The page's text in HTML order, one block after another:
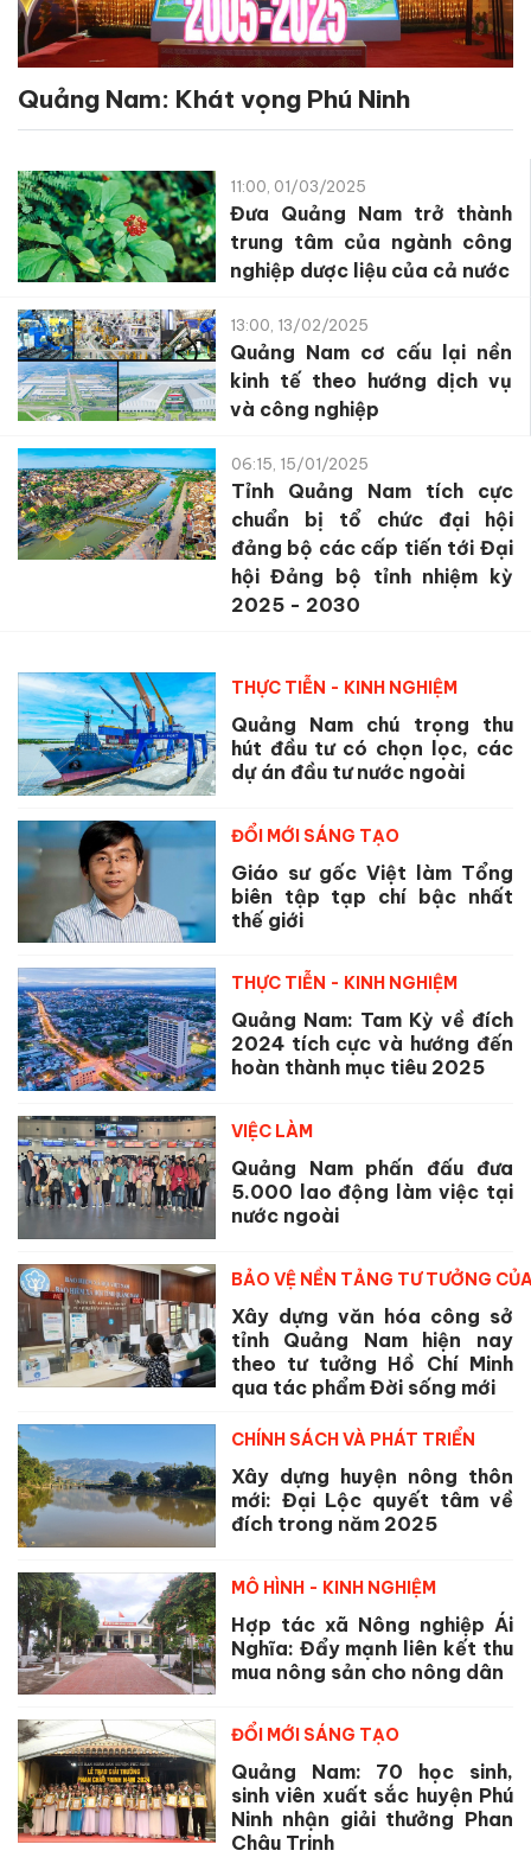
Quảng Nam: Khát vọng Phú Ninh
11:00, 01/03/2025
Đưa Quảng Nam trở thành
trung tâm của ngành công
nghiệp dược liệu của cả nước
13:00, 13/02/2025
Quảng Nam cơ cấu lại nền
kinh tế theo hướng dịch vụ
và công nghiệp
06:15, 15/01/2025
Tỉnh Quảng Nam tích cực
chuẩn bị tổ chức đại hội
đảng bộ các cấp tiến tới Đại
hội Đảng bộ tỉnh nhiệm kỳ
2025 - 2030
THỰC TIỄN - KINH NGHIỆM
Quảng Nam chú trọng thu
hút đầu tư có chọn lọc, các
dự án đầu tư nước ngoài
ĐỔI MỚI SÁNG TẠO
Giáo sư gốc Việt làm Tổng
biên tập tạp chí bậc nhất
thế giới
THỰC TIỄN - KINH NGHIỆM
Quảng Nam: Tam Kỳ về đích
2024 tích cực và hướng đến
hoàn thành mục tiêu 2025
VIỆC LÀM
Quảng Nam phấn đấu đưa
5.000 lao động làm việc tại
nước ngoài
BẢO VỆ NỀN TẢNG TƯ TƯỞNG
Xây dựng văn hóa công sở
tỉnh Quảng Nam hiện nay
theo tư tưởng Hồ Chí Minh
qua tác phẩm Đời sống mới
CHÍNH SÁCH VÀ PHÁT TRIỂN
Xây dựng huyện nông thôn
mới: Đại Lộc quyết tâm về
đích trong năm 2025
MÔ HÌNH - KINH NGHIỆM
Hợp tác xã Nông nghiệp Ái
Nghĩa: Đẩy mạnh liên kết thu
mua nông sản cho nông dân
ĐỔI MỚI SÁNG TẠO
Quảng Nam: 70 học sinh,
sinh viên xuất sắc huyện Phú
Ninh nhận giải thưởng Phan
Châu Trinh